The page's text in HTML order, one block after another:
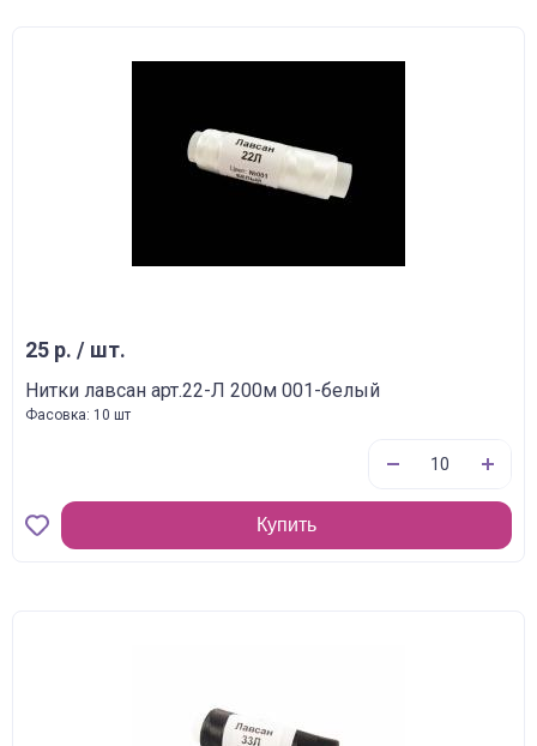
25 р. / шт.
Нитки лавсан арт.22-Л 200м 001-белый
Фасовка: 10 шт
Купить